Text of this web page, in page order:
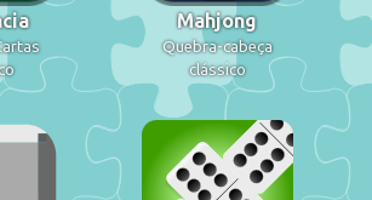
Mahjong
Quebra-cabeça
clássico